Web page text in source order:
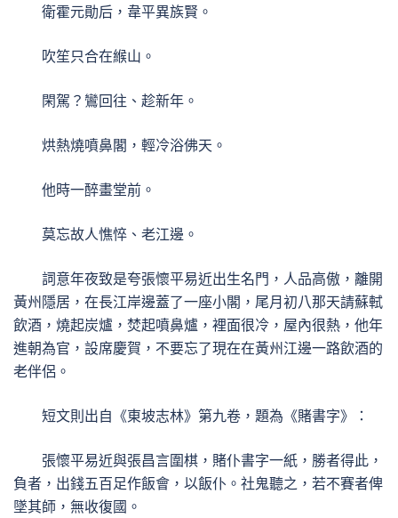
衛霍元勛后，韋平異族賢。
吹笙只合在緱山。
閑駕？鸞回往、趁新年。
烘熱燒噴鼻閣，輕冷浴佛天。
他時一醉畫堂前。
莫忘故人憔悴、老江邊。
詞意年夜致是夸張懷平易近出生名門，人品高傲，離開
黃州隱居，在長江岸邊蓋了一座小閣，尾月初八那天請蘇軾
飲酒，燒起炭爐，焚起噴鼻爐，裡面很冷，屋內很熱，他年
進朝為官，設席慶賀，不要忘了現在在黃州江邊一路飲酒的
老伴侶。
短文則出自《東坡志林》第九卷，題為《賭書字》：
張懷平易近與張昌言圍棋，賭仆書字一紙，勝者得此，
負者，出錢五百足作飯會，以飯仆。社鬼聽之，若不賽者俾
墜其師，無收復國。